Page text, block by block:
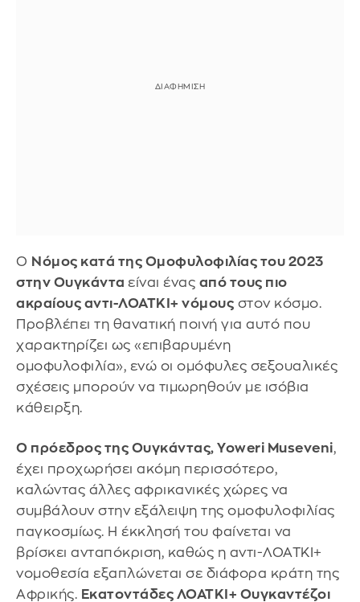
Ο Νόμος κατά της Ομοφυλοφιλίας του 2023
στην Ουγκάντα είναι ένας από τους πιο
ακραίους αντι-ΛΟΑΤΚΙ+ νόμους στον κόσμο.
Προβλέπει τη θανατική ποινή για αυτό που
χαρακτηρίζει ως «επιβαρυμένη
ομοφυλοφιλία», ενώ οι ομόφυλες σεξουαλικές
σχέσεις μπορούν να τιμωρηθούν με ισόβια
κάθειρξη.
Ο πρόεδρος της Ουγκάντας, Yoweri Museveni,
έχει προχωρήσει ακόμη περισσότερο,
καλώντας άλλες αφρικανικές χώρες να
συμβάλουν στην εξάλειψη της ομοφυλοφιλίας
παγκοσμίως. Η έκκλησή του φαίνεται να
βρίσκει ανταπόκριση, καθώς η αντι-ΛΟΑΤΚΙ+
νομοθεσία εξαπλώνεται σε διάφορα κράτη της
Αφρικής. Εκατοντάδες ΛΟΑΤΚΙ+ Ουγκαντέζοι